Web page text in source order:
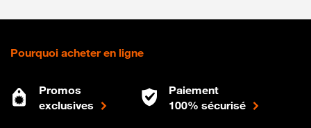
Pourquoi acheter en ligne
Promos
exclusives
Paiement
100% sécurisé